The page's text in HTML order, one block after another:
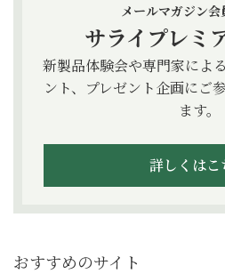
メールマガジン
サライプレミ
新製品体験会や専門家によ
ント、プレゼント企画にご
ます。
詳しくはこ
おすすめのサイト